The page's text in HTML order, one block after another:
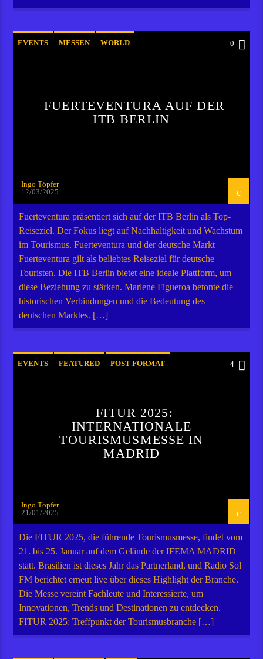
EVENTS MESSEN WORLD 0
FUERTEVENTURA AUF DER
ITB BERLIN
Ingo Töpfer
12/03/2025
Fuerteventura präsentiert sich auf der ITB Berlin als Top-
Reiseziel. Der Fokus liegt auf Nachhaltigkeit und Wachstum
im Tourismus. Fuerteventura und der deutsche Markt
Fuerteventura gilt als beliebtes Reiseziel für deutsche
Touristen. Die ITB Berlin bietet eine ideale Plattform, um
diese Beziehung zu stärken. Marlene Figueroa betonte die
historischen Verbindungen und die Bedeutung des
deutschen Marktes. […]
EVENTS FEATURED POST FORMAT 4
FITUR 2025:
INTERNATIONALE
TOURISMUSMESSE IN
MADRID
Ingo Töpfer
21/01/2025
Die FITUR 2025, die führende Tourismusmesse, findet vom
21. bis 25. Januar auf dem Gelände der IFEMA MADRID
statt. Brasilien ist dieses Jahr das Partnerland, und Radio Sol
FM berichtet erneut live über dieses Highlight der Branche.
Die Messe vereint Fachleute und Interessierte, um
Innovationen, Trends und Destinationen zu entdecken.
FITUR 2025: Treffpunkt der Tourismusbranche […]